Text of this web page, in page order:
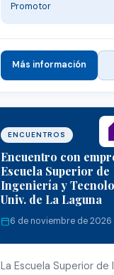
Promotor
Más información
ENCUENTROS
Encuentro con
Escuela Superior de
Ingeniería y
Univ. de La Laguna
6 de noviembre de 2026
La Escuela Superior de